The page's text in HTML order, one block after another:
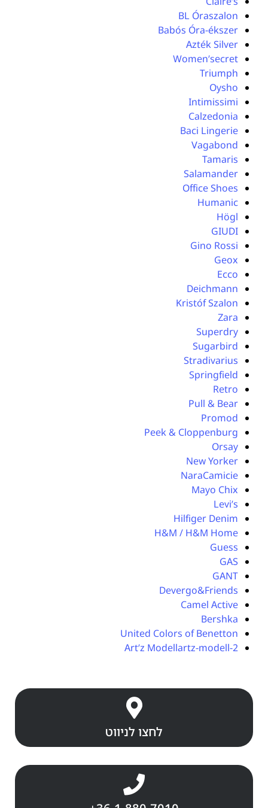
BL Óraszalon
Babós Óra-ékszer
Azték Silver
Women’secret
Triumph
Oysho
Intimissimi
Calzedonia
Baci Lingerie
Vagabond
Tamaris
Salamander
Office Shoes
Humanic
Högl
GIUDI
Gino Rossi
Geox
Ecco
Deichmann
Kristóf Szalon
Zara
Superdry
Sugarbird
Stradivarius
Springfield
Retro
Pull & Bear
Promod
Peek & Cloppenburg
Orsay
New Yorker
NaraCamicie
Mayo Chix
Levi’s
Hilfiger Denim
H&M / H&M Home
Guess
GAS
GANT
Devergo&Friends
Camel Active
Bershka
United Colors of Benetton
Art’z Modellartz-modell-2
לחצו לניווט